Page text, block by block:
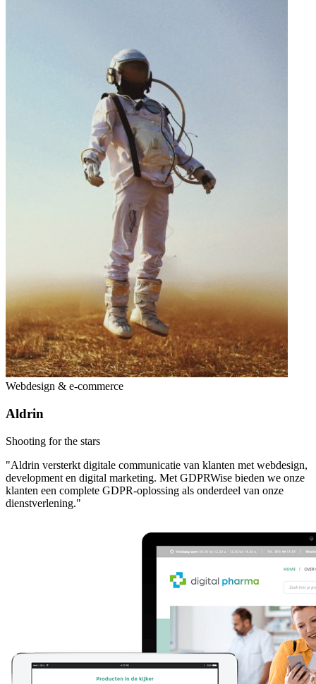
Webdesign & e-commerce
Aldrin
Shooting for the stars
"Aldrin versterkt digitale communicatie van klanten met webdesign,
development en digital marketing. Met GDPRWise bieden we onze
klanten een complete GDPR-oplossing als onderdeel van onze
dienstverlening."